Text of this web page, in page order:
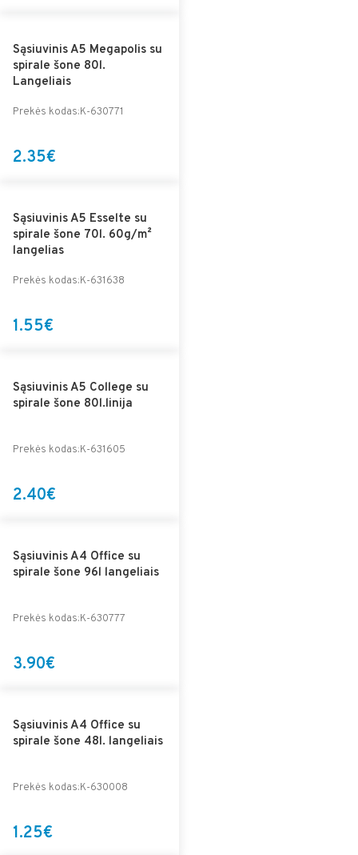
Sąsiuvinis A5 Megapolis su
spirale šone 80l.
Langeliais
Prekės kodas:K-630771
2.35€
Sąsiuvinis A5 Esselte su
spirale šone 70l. 60g/m²
langelias
Prekės kodas:K-631638
1.55€
Sąsiuvinis A5 College su
spirale šone 80l.linija
Prekės kodas:K-631605
2.40€
Sąsiuvinis A4 Office su
spirale šone 96l langeliais
Prekės kodas:K-630777
3.90€
Sąsiuvinis A4 Office su
spirale šone 48l. langeliais
Prekės kodas:K-630008
1.25€